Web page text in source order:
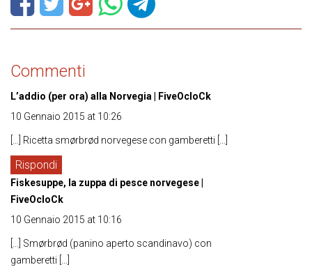
Commenti
L’addio (per ora) alla Norvegia | FiveOcloCk
10 Gennaio 2015 at 10:26
[…] Ricetta smørbrød norvegese con gamberetti […]
Rispondi
Fiskesuppe, la zuppa di pesce norvegese |
FiveOcloCk
10 Gennaio 2015 at 10:16
[…] Smørbrød (panino aperto scandinavo) con
gamberetti […]